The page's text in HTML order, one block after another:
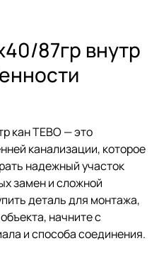
87гр внутр
кан ТЕВО — это
канализации, которое
надежный участок
замен и сложной
деталь для монтажа,
начните с
и способа соединения.